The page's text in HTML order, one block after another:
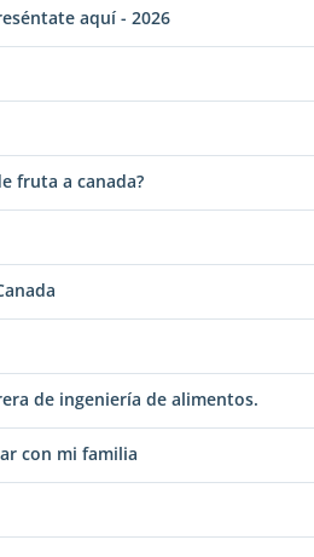
aquí - 2026
fruta a canada?
de ingeniería de alimentos.
con mi familia